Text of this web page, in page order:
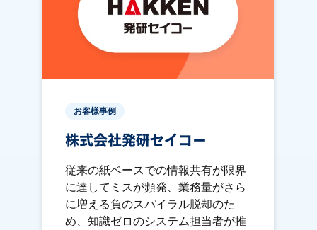
お客様事例
株式会社発研セイコー
従来の紙ベースでの情報共有が限界
に達してミスが頻発、業務量がさら
に増える負のスパイラル脱却のた
め、知識ゼロのシステム担当者が推